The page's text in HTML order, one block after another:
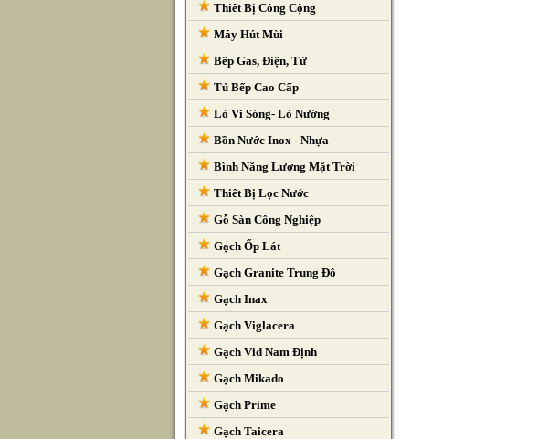
Thiết Bị Công Cộng
Máy Hút Mùi
Bếp Gas, Điện, Từ
Tủ Bếp Cao Cấp
Lò Vi Sóng- Lò Nướng
Bồn Nước Inox - Nhựa
Bình Năng Lượng Mặt Trời
Thiết Bị Lọc Nước
Gỗ Sàn Công Nghiệp
Gạch Ốp Lát
Gạch Granite Trung Đô
Gạch Inax
Gạch Viglacera
Gạch Vid Nam Định
Gạch Mikado
Gạch Prime
Gạch Taicera